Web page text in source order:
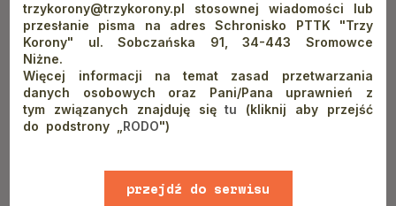
Historia Trzech koron
W czasie II wojny światowej Niemcy wykorzystywali schronisko
w górach jako strażnicę graniczną, a funkcję tę pełniło również
bezpośrednio po wojnie. Przez pierwsze lata komunizmu –
mogli z niego korzystać także cywile. Obiekt stał się domem
trzykorony@trzykorony.pl stosownej wiadomości lub
przesłanie pisma na adres Schronisko PTTK "Trzy
Korony" ul. Sobczańska 91, 34-443 Sromowce
Niżne.
Więcej informacji na temat zasad przetwarzania
danych osobowych oraz Pani/Pana uprawnień z
tym związanych znajduję siętu (kliknij aby przejść
do podstrony „ RODO")
przejdź do serwisu